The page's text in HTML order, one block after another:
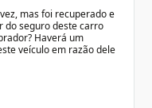
mas foi recuperado e
do seguro deste carro
Haverá um
veículo em razão dele